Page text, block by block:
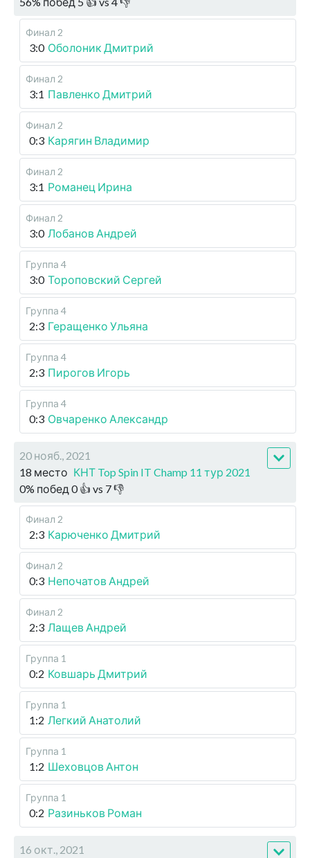
Финал 2
3:0 Оболоник Дмитрий
Финал 2
3:1 Павленко Дмитрий
Финал 2
0:3 Карягин Владимир
Финал 2
3:1 Романец Ирина
Финал 2
3:0 Лобанов Андрей
Группа 4
3:0 Тороповский Сергей
Группа 4
2:3 Геращенко Ульяна
Группа 4
2:3 Пирогов Игорь
Группа 4
0:3 Овчаренко Александр
20 нояб., 2021
18 место КНТ Top Spin IT Champ 11 тур 2021
0% побед 0👍 vs 7👎
Финал 2
2:3 Карюченко Дмитрий
Финал 2
0:3 Непочатов Андрей
Финал 2
2:3 Лащев Андрей
Группа 1
0:2 Ковшарь Дмитрий
Группа 1
1:2 Легкий Анатолий
Группа 1
1:2 Шеховцов Антон
Группа 1
0:2 Разиньков Роман
16 окт., 2021